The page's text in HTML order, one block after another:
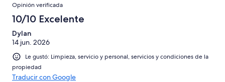
Opinión verificada
10/10 Excelente
Dylan
14 jun. 2026
Le gustó: Limpieza, servicio y personal, servicios y condiciones de la
propiedad
Traducir con Google